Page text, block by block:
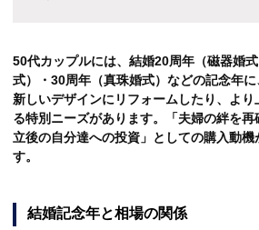
50代カップルには、結婚20周年（磁器婚
式）・30周年（真珠婚式）などの記念年
新しいデザインにリフォームしたり、より
る特別ニーズがあります。「夫婦の絆を
立後の自分達への投資」としての購入動
す。
結婚記念年と相場の関係